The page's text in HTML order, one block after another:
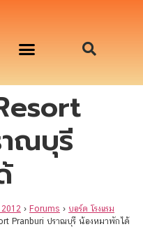
ณบุรี
› Forums › บอร์ด โรงแรม
Pranburi ปราณบุรี น้องหมาพักได้